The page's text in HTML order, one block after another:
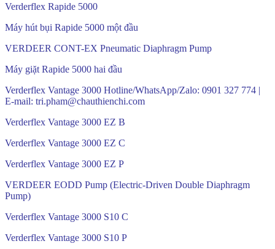
Verderflex Rapide 5000
Máy hút bụi Rapide 5000 một đầu
VERDEER CONT-EX Pneumatic Diaphragm Pump
Máy giặt Rapide 5000 hai đầu
Verderflex Vantage 3000 Hotline/WhatsApp/Zalo: 0901 327 774 |
E-mail: tri.pham@chauthienchi.com
Verderflex Vantage 3000 EZ B
Verderflex Vantage 3000 EZ C
Verderflex Vantage 3000 EZ P
VERDEER EODD Pump (Electric-Driven Double Diaphragm
Pump)
Verderflex Vantage 3000 S10 C
Verderflex Vantage 3000 S10 P